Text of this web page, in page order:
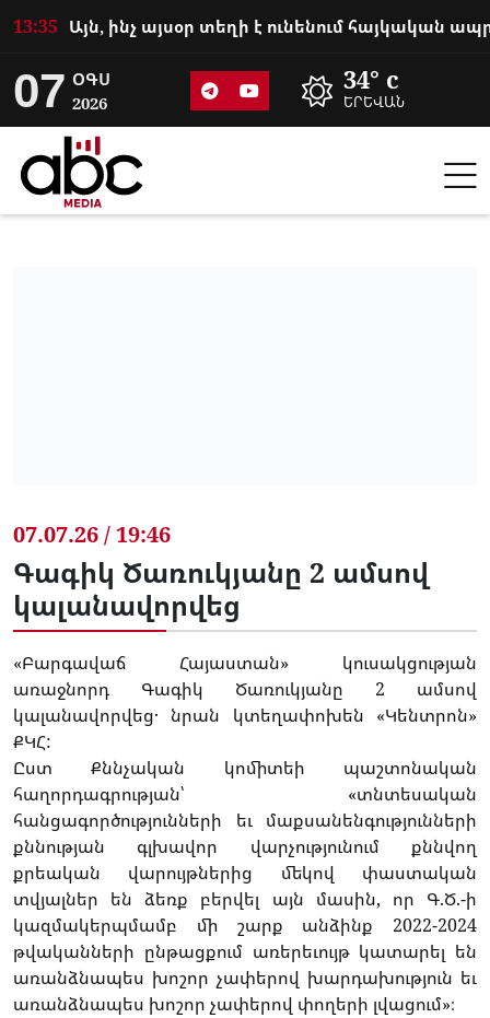
13:35
07 ՕԳՍ
2026
34° c
ԵՐԵՎԱՆ
07.07.26 / 19:46
Գագիկ Ծառուկյանը 2 ամսով
կալանավորվեց
«Բարգավաճ Հայաստան» կուսակցության
առաջնորդ Գագիկ Ծառուկյանը 2 ամսով
կալանավորվեց․ նրան կտեղափոխեն «Կենտրոն»
ՔԿՀ:
Ըստ Քննչական կոմիտեի պաշտոնական
հաղորդագրության՝ «տնտեսական
հանցագործությունների եւ մաքսանենգությունների
քննության գլխավոր վարչությունում քննվող
քրեական վարույթներից մեկով փաստական
տվյալներ են ձեռք բերվել այն մասին, որ Գ.Ծ.-ի
կազմակերպմամբ մի շարք անձինք 2022-2024
թվականների ընթացքում առերեւույթ կատարել են
առանձնապես խոշոր չափերով խարդախություն եւ
առանձնապես խոշոր չափերով փողերի լվացում»։